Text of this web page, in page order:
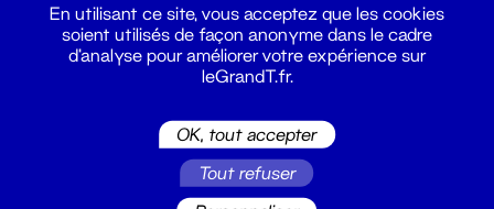
En utilisant ce site, vous acceptez que les cookies
soient utilisés de façon anonyme dans le cadre
d'analyse pour améliorer votre expérience sur
leGrandT.fr.
OK, tout accepter
Tout refuser